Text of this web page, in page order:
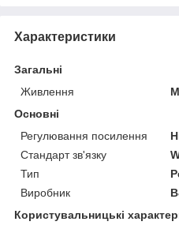
Характеристики
Загальні
Живлення
Основні
Регулювання посилення
Стандарт зв'язку
Тип
Виробник
Користувальницькі